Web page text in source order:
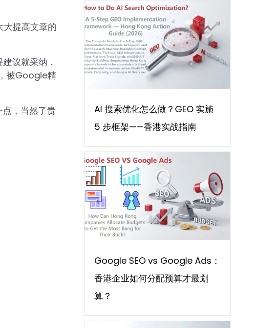
大提高文章的
议就采纳，
被Google精
，当然了贵
AI 搜索优化怎么做？GEO 实施
5 步框架——香港实战指南
Google SEO vs Google Ads：
香港企业如何分配预算才最划
算？